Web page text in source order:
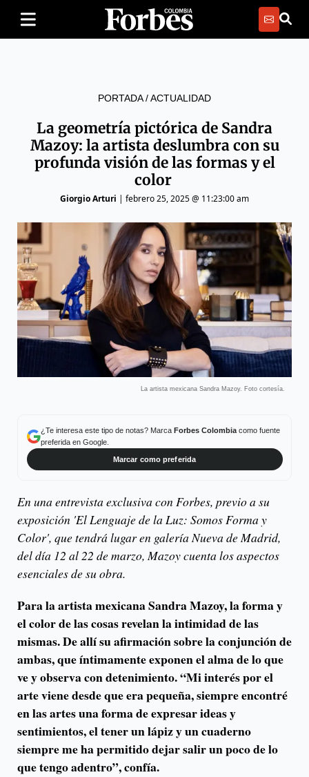
PORTADA/ACTUALIDAD
La geometría pictórica de Sandra
Mazoy: la artista deslumbra con su
profunda visión de las formas y el
color
Giorgio Arturi | febrero 25, 2025 @ 11:23:00 am
La artista mexicana Sandra Mazoy. Foto cortesía.
¿Te interesa este tipo de notas? Marca Forbes Colombiacomo fuente
preferida en Google.
Marcar como preferida
En una entrevista exclusiva con Forbes, previo a su
exposición 'El Lenguaje de la Luz: Somos Forma y
Color', que tendrá lugar en galería Nueva de Madrid,
del día 12 al 22 de marzo, Mazoy cuenta los aspectos
esenciales de su obra.
Para la artista mexicana Sandra Mazoy, la forma y
el color de las cosas revelan la intimidad de las
mismas. De allí su afirmación sobre la conjunción de
ambas, que íntimamente exponen el alma de lo que
ve y observa con detenimiento. “Mi interés por el
arte viene desde que era pequeña, siempre encontré
en las artes una forma de expresar ideas y
sentimientos, el tener un lápiz y un cuaderno
siempre me ha permitido dejar salir un poco de lo
que tengo adentro”, confía.